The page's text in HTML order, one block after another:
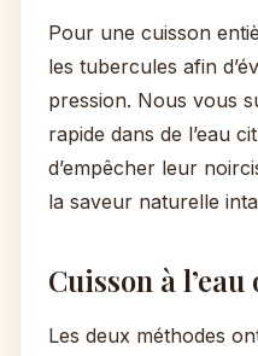
Pour une cuisson
les tubercules afin
pression. Nous vous
rapide dans de l’eau
d’empêcher leur
la saveur naturelle
Cuisson à
Les deux méthodes